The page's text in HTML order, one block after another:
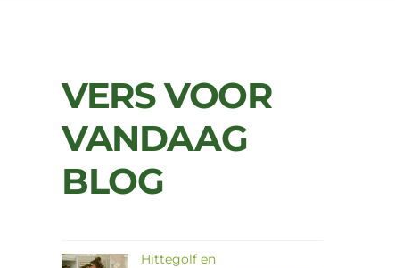
VERS VOOR
VANDAAG
BLOG
Hittegolf en